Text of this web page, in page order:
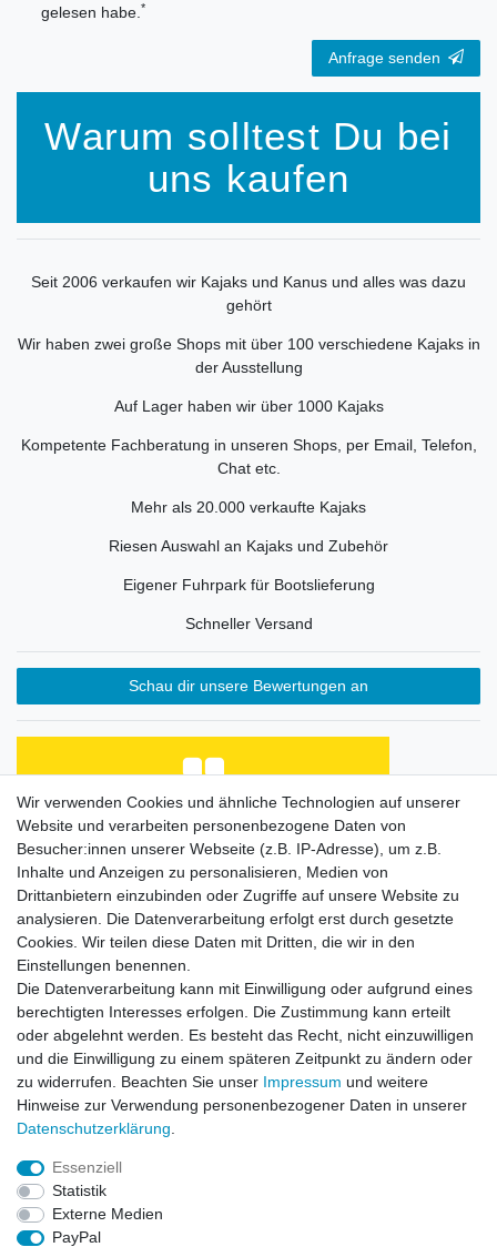
gelesen habe.*
Anfrage senden
Warum solltest Du bei
uns kaufen
Seit 2006 verkaufen wir Kajaks und Kanus und alles was dazu
gehört
Wir haben zwei große Shops mit über 100 verschiedene Kajaks in
der Ausstellung
Auf Lager haben wir über 1000 Kajaks
Kompetente Fachberatung in unseren Shops, per Email, Telefon,
Chat etc.
Mehr als 20.000 verkaufte Kajaks
Riesen Auswahl an Kajaks und Zubehör
Eigener Fuhrpark für Bootslieferung
Schneller Versand
Schau dir unsere Bewertungen an
Habe Angelkayak gekauft, bin mit Abwicklung und
Preis zufrieden. Was fehlt, ist eine Beschreibung
de...
Horst L., Steinach
Datum der Veröffentlichung: 26.07.2026
253 Bewertungen
Impressum
Wir verwenden Cookies und ähnliche Technologien auf unserer
Website und verarbeiten personenbezogene Daten von
Besucher:innen unserer Webseite (z.B. IP-Adresse), um z.B.
Inhalte und Anzeigen zu personalisieren, Medien von
Drittanbietern einzubinden oder Zugriffe auf unsere Website zu
analysieren. Die Datenverarbeitung erfolgt erst durch gesetzte
Cookies. Wir teilen diese Daten mit Dritten, die wir in den
Einstellungen benennen.
Die Datenverarbeitung kann mit Einwilligung oder aufgrund eines
berechtigten Interesses erfolgen. Die Zustimmung kann erteilt
oder abgelehnt werden. Es besteht das Recht, nicht einzuwilligen
und die Einwilligung zu einem späteren Zeitpunkt zu ändern oder
zu widerrufen. Beachten Sie unser Impressum und weitere
Hinweise zur Verwendung personenbezogener Daten in unserer
Daten­schutz­erklärung
Essenziell
Statistik
Externe Medien
PayPal